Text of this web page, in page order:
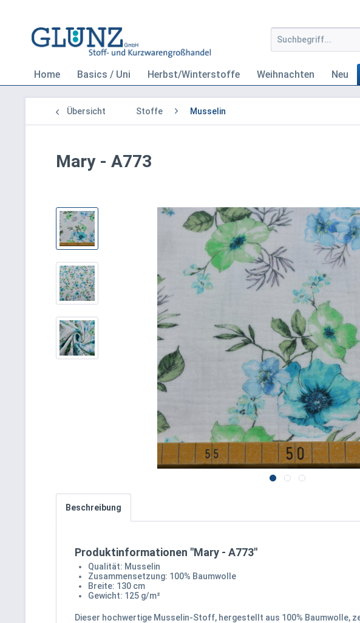
Home Basics / Uni Herbst/Winterstoffe Weihnachten Neu
Übersicht Stoffe Musselin
Mary - A773
Beschreibung
Produktinformationen "Mary - A773"
Qualität: Musselin
Zusammensetzung: 100% Baumwolle
Breite: 130 cm
Gewicht: 125 g/m²
Dieser hochwertige Musselin-Stoff, hergestellt aus 100% Baumwolle,